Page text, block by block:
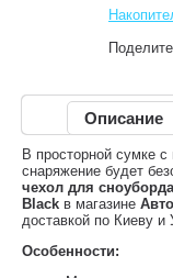
Описание
В просторной сумке
снаряжение будет
чехол для
Black в магазине
доставкой по Киеву и
Особенности: